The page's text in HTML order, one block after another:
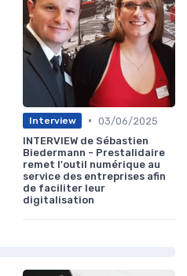
Interview • 03/06/2025
INTERVIEW de Sébastien
Biedermann - Prestalidaire
remet l'outil numérique au
service des entreprises afin
de faciliter leur
digitalisation